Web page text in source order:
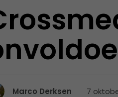
Marco Derksen 7